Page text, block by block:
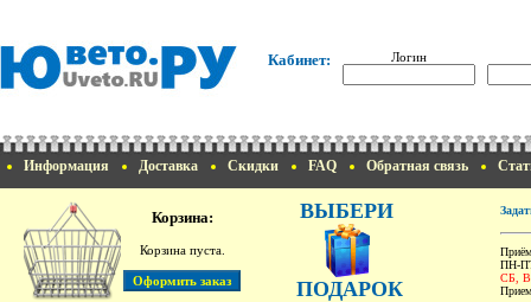
Кабинет: Логин
Информация Доставка Скидки FAQ Обратная связь
Корзина:
Корзина пуста.
ВЫБЕРИ
ПОДАРОК
ПН-
СБ,